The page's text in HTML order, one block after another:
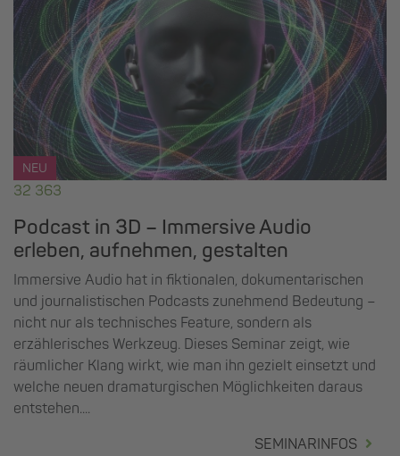
NEU
32 363
Podcast in 3D – Immersive Audio
erleben, aufnehmen, gestalten
Immersive Audio hat in fiktionalen, dokumentarischen
und journalistischen Podcasts zunehmend Bedeutung –
nicht nur als technisches Feature, sondern als
erzählerisches Werkzeug. Dieses Seminar zeigt, wie
räumlicher Klang wirkt, wie man ihn gezielt einsetzt und
welche neuen dramaturgischen Möglichkeiten daraus
entstehen....
SEMINARINFOS